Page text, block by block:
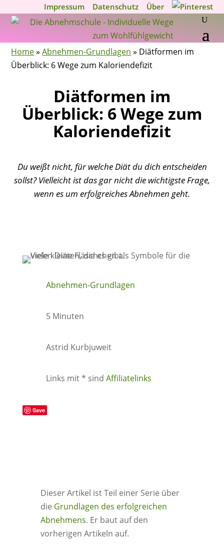
Impressum Datenschutz Über
Home»Abnehmen-Grundlagen » Diätformen im
Überblick: 6 Wege zum Kaloriendefizit
Diätformen im
Überblick: 6 Wege zum
Kaloriendefizit
Du weißt nicht, für welche Diät du dich entscheiden
sollst? Vielleicht ist das gar nicht die wichtigste Frage,
wenn es um erfolgreiches Abnehmen geht.
Abnehmen-Grundlagen
5 Minuten
Astrid Kurbjuweit
Links mit * sind Affiliatelinks
Save
Dieser Artikel ist Teil einer Serie über
die Grundlagen des erfolgreichen
Abnehmens. Er baut auf den
vorherigen Artikeln auf.